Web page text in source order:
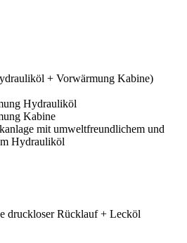
+ Vorwärmung Kabine)
Hydrauliköl
Kabine
mit umweltfreundlichem und
Hydrauliköl
druckloser Rücklauf + Lecköl